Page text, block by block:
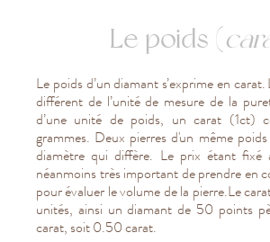
Le poids (
Le poids d’un diamant s’exprime en
différent de l’unité de mesure de la
d’une unité de poids, un carat (1ct)
grammes. Deux pierres d'un même
diamètre qui diffère. Le prix étant fixé
néanmoins très important de prendre en
pour évaluer le volume de la pierre.Le
unités, ainsi un diamant de 50 points
carat, soit 0.50 carat.